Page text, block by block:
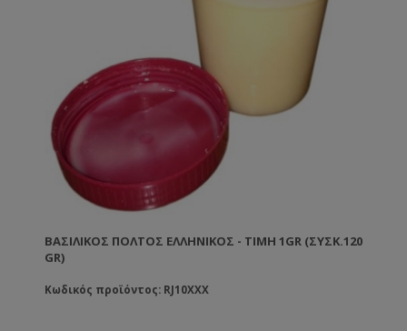
ΒΑΣΙΛΙΚΌΣ ΠΟΛΤΌΣ ΕΛΛΗΝΙΚΌΣ - ΤΙΜΉ 1GR (ΣΥΣΚ.120
GR)
Κωδικός προϊόντος: RJ10XXX